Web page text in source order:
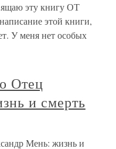
эту книгу ОТ
этой книги,
У меня нет особых
Отец
и смерть
Мень: жизнь и